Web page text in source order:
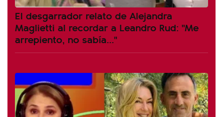
El desgarrador relato de Alejandra
Maglietti al recordar a Leandro Rud: "Me
arrepiento, no sabía..."